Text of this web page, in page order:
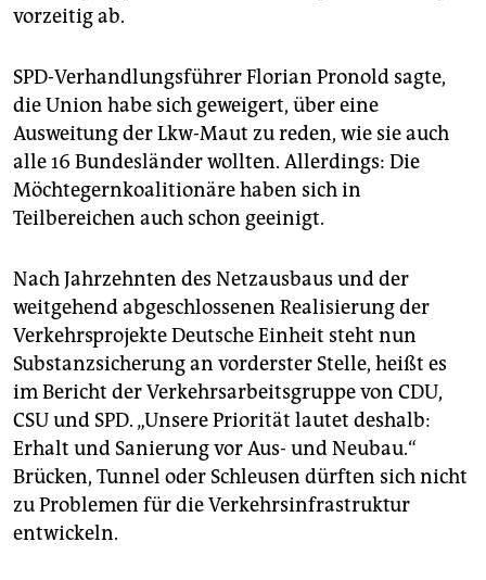
vorzeitig ab.
SPD-Verhandlungsführer Florian Pronold sagte,
die Union habe sich geweigert, über eine
Ausweitung der Lkw-Maut zu reden, wie sie auch
alle 16 Bundesländer wollten. Allerdings: Die
Möchtegernkoalitionäre haben sich in
Teilbereichen auch schon geeinigt.
Nach Jahrzehnten des Netzausbaus und der
weitgehend abgeschlossenen Realisierung der
Verkehrsprojekte Deutsche Einheit steht nun
Substanzsicherung an vorderster Stelle, heißt es
im Bericht der Verkehrsarbeitsgruppe von CDU,
CSU und SPD. „Unsere Priorität lautet deshalb:
Erhalt und Sanierung vor Aus- und Neubau.“
Brücken, Tunnel oder Schleusen dürften sich nicht
zu Problemen für die Verkehrsinfrastruktur
entwickeln.